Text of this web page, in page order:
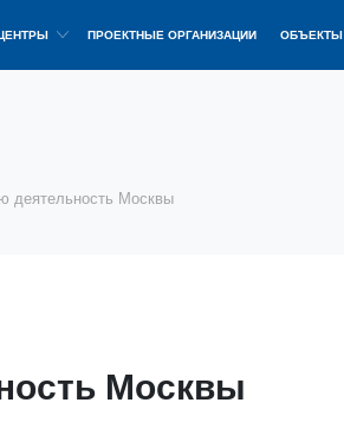
ПРОЕКТНЫЕ ОРГАНИЗАЦИИ ОБЪЕКТЫ
деятельность Москвы
Москвы